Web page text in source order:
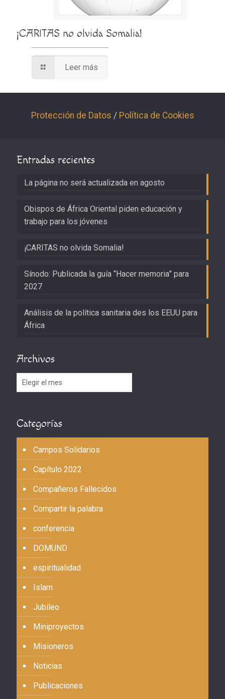
¡CARITAS no olvida Somalia!
Leer más
Protección de Datos / Política de Cookies
Entradas recientes
La página no será actualizada en agosto
Obispos de África Oriental piden educación y
trabajo para los jóvenes
¡CARITAS no olvida Somalia!
Sínodo: Publicada la guía “Hacer memoria” para
2027
Análisis de la política sanitaria des los EEUU para
África
Archivos
Archivos
Categorías
Campos Solidarios
Capítulo 2022
Compañeros Fallecidos
Compartir la palabra
conferencia
DOMUND
espiritualidad
Islam
Jubileo
Miniproyectos
Misioneros
Noticias
Publicaciones